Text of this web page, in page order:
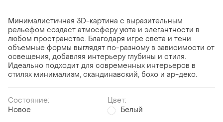
Минималистичная 3D-картина с выразительным
рельефом создаст атмосферу уюта и элегантности в
любом пространстве. Благодаря игре света и тени
объемные формы выглядят по-разному в зависимости от
освещения, добавляя интерьеру глубины и стиля.
Идеально подходит для современных интерьеров в
стилях минимализм, скандинавский, бохо и ар-деко.
Состояние:
Новое
Цвет:
Белый